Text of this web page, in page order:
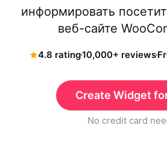
информировать
веб-сайте
4.8 rating10,000+ reviews
Create Widget
No credit card